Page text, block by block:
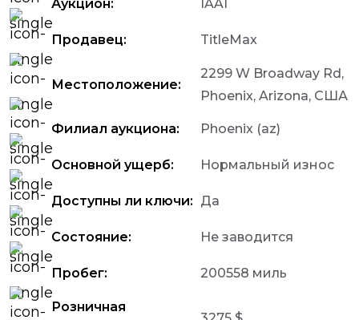
Аукцион: IAAI
Продавец: TitleMax
Местоположение:
2299 W Broadway Rd,
Phoenix, Arizona, США
Филиал аукциона: Phoenix (az)
Основной ущерб: Нормальный износ
Доступны ли ключи: Да
Состояние: Не заводится
Пробег: 200558 миль
Розничная